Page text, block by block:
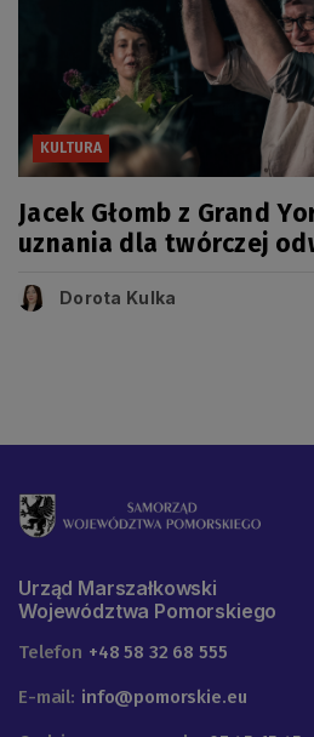
KULTURA
Jacek Głomb z Grand
uznania dla twórczej
Dorota Kulka
Urząd Marszałkowski
Województwa Pomorskiego
Telefon +48 58 32 68 555
E-mail: info@pomorskie.eu